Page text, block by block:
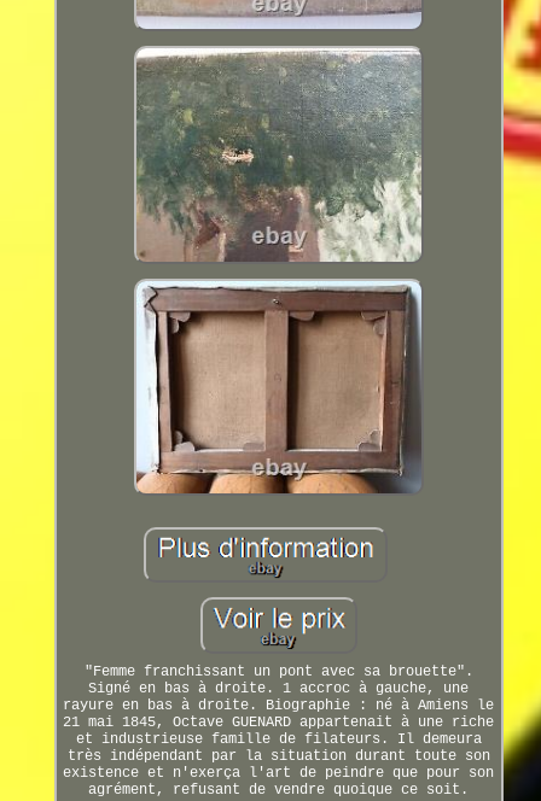
"Femme franchissant un pont avec sa brouette".
Signé en bas à droite. 1 accroc à gauche, une
rayure en bas à droite. Biographie : né à Amiens le
21 mai 1845, Octave GUENARD appartenait à une riche
et industrieuse famille de filateurs. Il demeura
très indépendant par la situation durant toute son
existence et n'exerça l'art de peindre que pour son
agrément, refusant de vendre quoique ce soit.